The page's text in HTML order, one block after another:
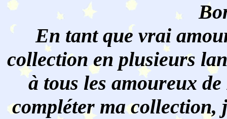
En tant que vrai
collection en plusieurs
à tous les amoureux
compléter ma